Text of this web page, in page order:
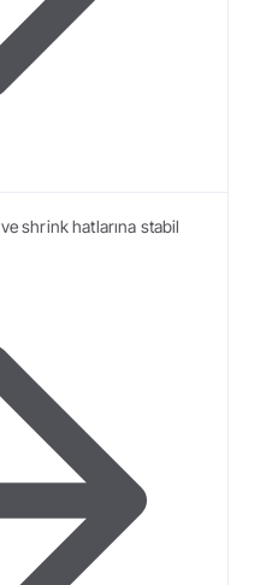
shrink hatlarına stabil